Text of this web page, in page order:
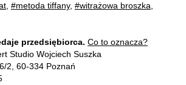
#metoda tiffany, #witrażowa broszka
przedsiębiorca. Co to oznacza?
Studio Wojciech Suszka
2, 60-334 Poznań